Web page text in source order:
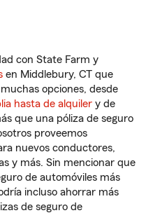
con State Farm y
en Middlebury, CT que
opciones, desde
hasta de alquiler y de
que una póliza de seguro
proveemos
nuevos conductores,
y más. Sin mencionar que
de automóviles más
incluso ahorrar más
de seguro de